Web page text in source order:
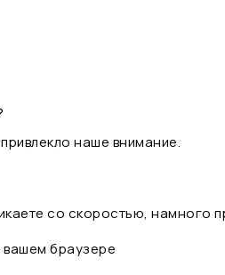
наше внимание.
со скоростью,
браузере